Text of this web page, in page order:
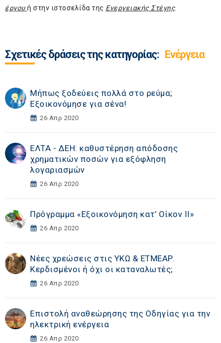
έργουή στην ιστοσελίδα της Ενεργειακής Στέγης.
Σχετικές δράσεις της κατηγορίας: Ενέργεια
Μήπως ξοδεύεις πολλά στο ρεύμα;
Εξοικονόμησε για σένα!
26 Απρ 2020
ΕΛΤΑ - ΔΕΗ: καθυστέρηση απόδοσης
χρηματικών ποσών για εξόφληση
λογαριασμών
26 Απρ 2020
Πρόγραμμα «Εξοικονόμηση κατ’ Οίκον ΙΙ»
26 Απρ 2020
Νέες χρεώσεις στις ΥΚΩ & ΕΤΜΕΑΡ.
Κερδισμένοι ή όχι οι καταναλωτές;
26 Απρ 2020
Επιστολή αναθεώρησης της Οδηγίας για την
ηλεκτρική ενέργεια
26 Απρ 2020